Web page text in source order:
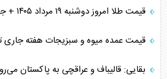
قیمت طلا امروز دوشنبه ۱۹ مرداد ۱۴۰۵ + جدول
قیمت عمده میوه و سبزیجات هفته جاری
بقایی: قالیباف و عراقچی به پاکستان